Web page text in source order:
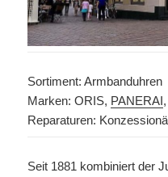
Sortiment: Armbanduhren
Marken: ORIS, PANERAI,
Reparaturen:
Seit 1881 kombiniert der